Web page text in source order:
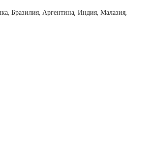
Бразилия, Аргентина, Индия, Малазия,